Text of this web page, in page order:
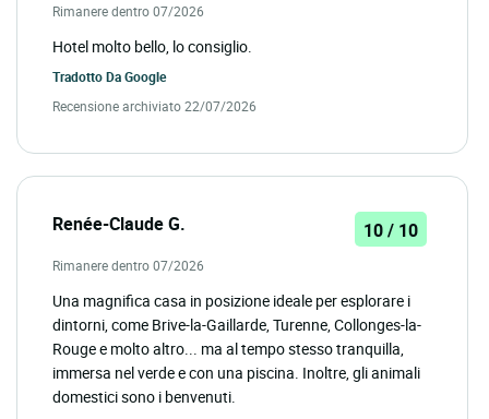
Rimanere dentro 07/2026
Hotel molto bello, lo consiglio.
Tradotto DaGoogle
Recensione archiviato 22/07/2026
Renée-Claude G. 10 / 10
Rimanere dentro 07/2026
Una magnifica casa in posizione ideale per esplorare i
dintorni, come Brive-la-Gaillarde, Turenne, Collonges-la-
Rouge e molto altro... ma al tempo stesso tranquilla,
immersa nel verde e con una piscina. Inoltre, gli animali
domestici sono i benvenuti.